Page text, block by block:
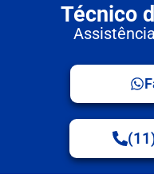
Técnico